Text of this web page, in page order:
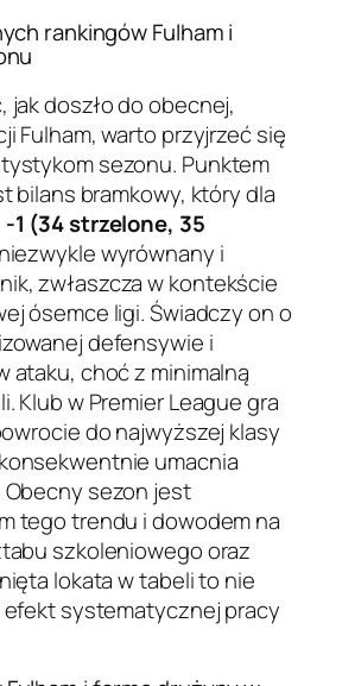
rankingów Fulham i
jak doszło do obecnej,
Fulham, warto przyjrzeć się
sezonu. Punktem
bilans bramkowy, który dla
-1 (34 strzelone, 35
wyrównany i
zwłaszcza w kontekście
ósemce ligi. Świadczy on o
defensywie i
ataku, choć z minimalną
Klub w Premier League gra
do najwyższej klasy
umacnia
sezon jest
tego trendu i dowodem na
szkoleniowego oraz
lokata w tabeli to nie
efekt systematycznej pracy